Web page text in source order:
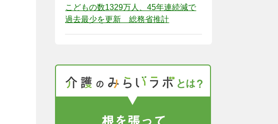
こどもの数1329万人、45年連続減で
過去最少を更新 総務省推計